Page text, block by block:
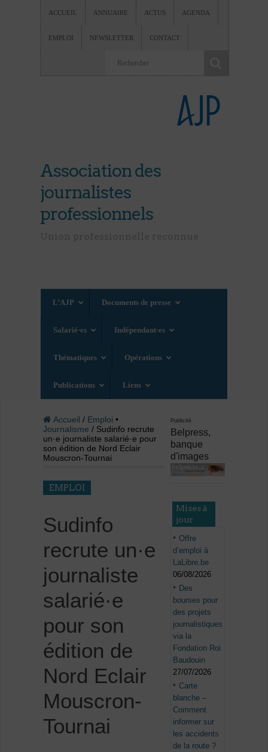
ACCUEIL ANNUAIRE ACTUS AGENDA
EMPLOI NEWSLETTER CONTACT
Association des
journalistes
professionnels
L’AJP Documents de presse
Salarié·es Indépendant·es
Thématiques Opérations
Publications Liens
Accueil / Emploi •
Journalisme / Sudinfo recrute
un·e journaliste salarié·e pour
son édition de Nord Eclair
Mouscron-Tournai
EMPLOI
Sudinfo
recrute un·e
journaliste
salarié·e
pour son
édition de
Nord Eclair
Mouscron-
Tournai
Publicité
Belpress,
banque
d'images
Mises à
jour
Offre
d’emploi à
LaLibre.be
06/08/2026
Des
bourses pour
des projets
journalistiques
via la
Fondation Roi
Baudouin
27/07/2026
Carte
blanche –
Comment
informer sur
les accidents
de la route ?